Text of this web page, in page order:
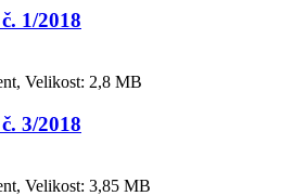
1/2018
Velikost: 2,8 MB
3/2018
Velikost: 3,85 MB